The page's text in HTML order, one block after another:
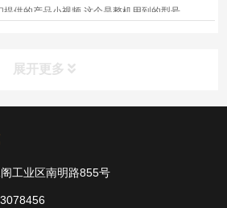
提供的产品小视频 这个是整机用到的型号
：点这里获取号码,
展开更多
工业区南明路855号